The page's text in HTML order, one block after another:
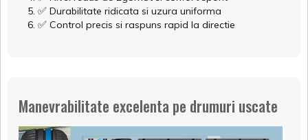
✅ Durabilitate ridicata si uzura uniforma
✅ Control precis si raspuns rapid la directie
Manevrabilitate excelenta pe drumuri uscate